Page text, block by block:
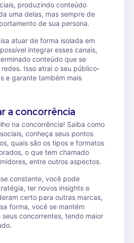
produzindo conteúdo
uma delas, mas sempre de
de sua persona.
atuar de forma isolada em
integrar esses canais,
conteúdo que se
Isso atrai o seu público-
e garante também mais
a concorrência
na concorrência! Saiba como
conheça seus pontos
quais são os tipos e formatos
o que tem chamado
entre outros aspectos.
constante, você pode
ter novos insights e
certo para outras marcas,
forma, você se mantém
concorrentes, tendo maior